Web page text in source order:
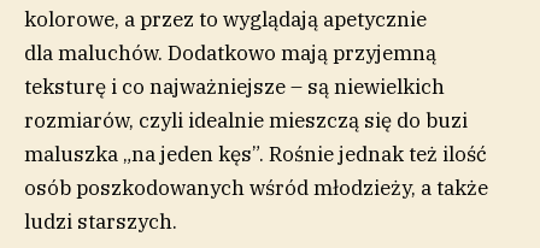
kolorowe, a przez to wyglądają apetycznie
dla maluchów. Dodatkowo mają przyjemną
teksturę i co najważniejsze – są niewielkich
rozmiarów, czyli idealnie mieszczą się do buzi
maluszka „na jeden kęs”. Rośnie jednak też ilość
osób poszkodowanych wśród młodzieży, a także
ludzi starszych.